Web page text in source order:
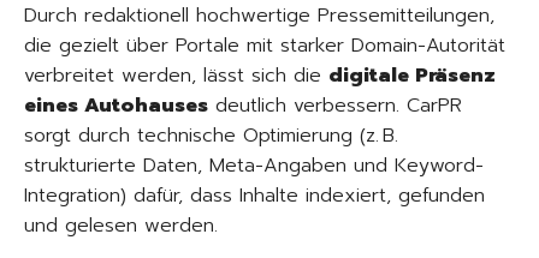
Durch redaktionell hochwertige Pressemitteilungen,
die gezielt über Portale mit starker Domain-Autorität
verbreitet werden, lässt sich die digitale Präsenz
eines Autohauses deutlich verbessern. CarPR
sorgt durch technische Optimierung (z. B.
strukturierte Daten, Meta-Angaben und Keyword-
Integration) dafür, dass Inhalte indexiert, gefunden
und gelesen werden.